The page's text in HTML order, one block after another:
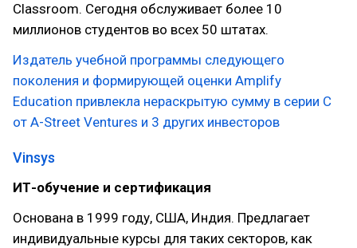
Classroom. Сегодня обслуживает более 10
миллионов студентов во всех 50 штатах.
Издатель учебной программы следующего
поколения и формирующей оценки Amplify
Education привлекла нераскрытую сумму в серии C
от A-Street Ventures и 3 других инвесторов
Vinsys
ИТ-обучение и сертификация
Основана в 1999 году, США, Индия. Предлагает
индивидуальные курсы для таких секторов, как